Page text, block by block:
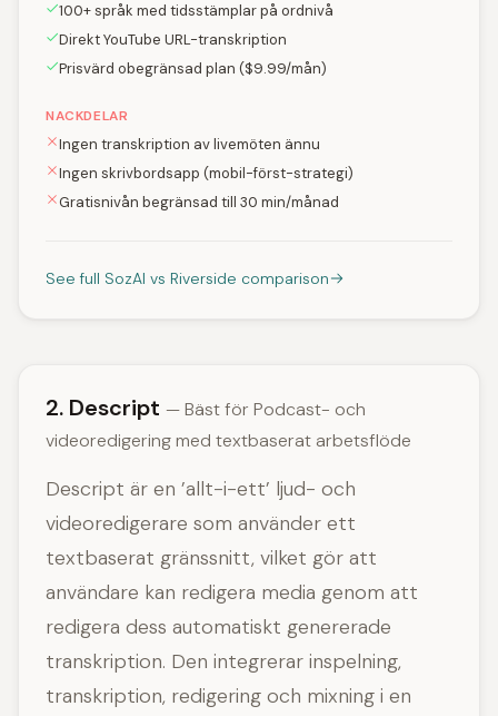
100+ språk med tidsstämplar på ordnivå
Direkt YouTube URL-transkription
Prisvärd obegränsad plan ($9.99/mån)
NACKDELAR
Ingen transkription av livemöten ännu
Ingen skrivbordsapp (mobil-först-strategi)
Gratisnivån begränsad till 30 min/månad
See full SozAI vs Riverside comparison
2. Descript — Bäst för Podcast- och
videoredigering med textbaserat arbetsflöde
Descript är en ’allt-i-ett’ ljud- och
videoredigerare som använder ett
textbaserat gränssnitt, vilket gör att
användare kan redigera media genom att
redigera dess automatiskt genererade
transkription. Den integrerar inspelning,
transkription, redigering och mixning i en